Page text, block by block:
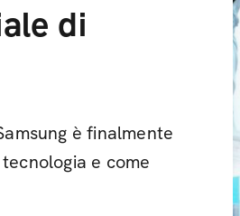
di
è finalmente
e come